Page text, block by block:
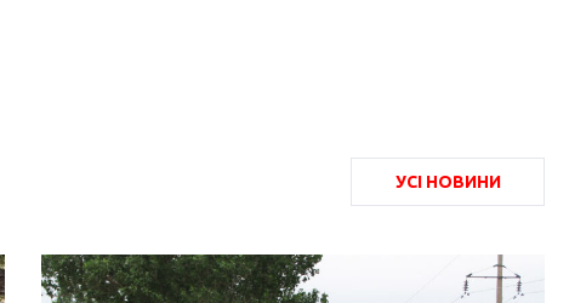
УСІ НОВИНИ